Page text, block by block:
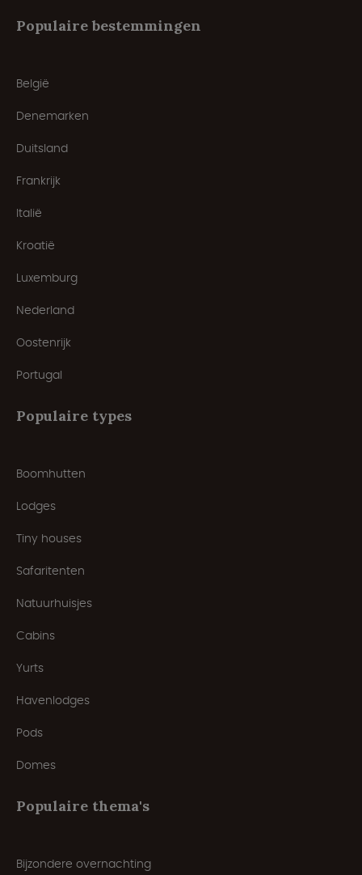
Populaire bestemmingen
België
Denemarken
Duitsland
Frankrijk
Italië
Kroatië
Luxemburg
Nederland
Oostenrijk
Portugal
Populaire types
Boomhutten
Lodges
Tiny houses
Safaritenten
Natuurhuisjes
Cabins
Yurts
Havenlodges
Pods
Domes
Populaire thema's
Bijzondere overnachting